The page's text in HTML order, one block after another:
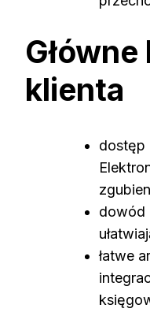
klienta
dostęp
dowód
łatwe